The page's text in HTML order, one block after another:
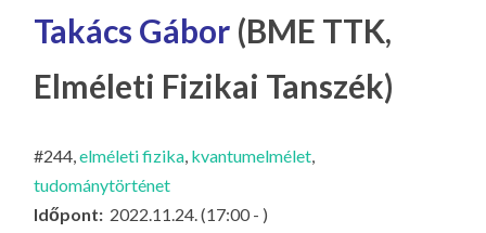
CS
IL
LA
G
KI
Takács Gábor (BME TTK,
Elméleti Fizikai Tanszék)
#244,elméleti fizika, kvantumelmélet,
tudománytörténet
Időpont: 2022.11.24. (17:00 - )